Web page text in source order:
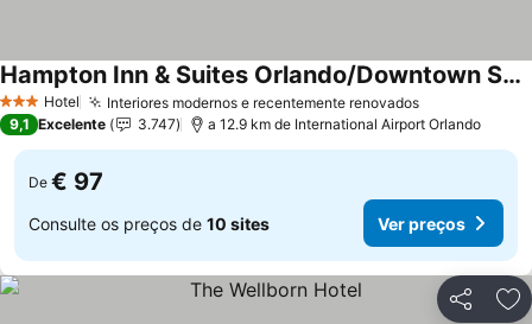
3 EstrelasHotel Interiores modernos e recentemente renovadosVer preços
Hampton Inn & Suites Orlando/Downtown South - Medical Center
Ver preços
9,1 Excelente 3.747 a 12.9 km de International Airport Orlando
De € 97
Consulte os preços de 10 sites Ver preços
Partilhar